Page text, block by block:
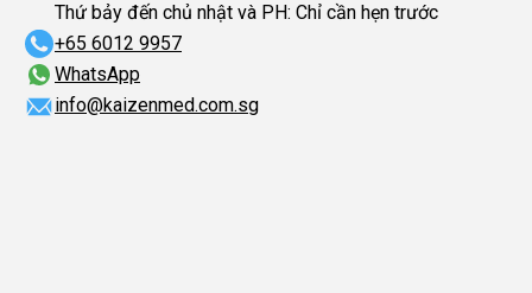
Thứ bảy đến chủ nhật và PH: Chỉ cần hẹn trước
+65‎ 6012‎ 9957
WhatsApp
info@kaizenmed.com.sg